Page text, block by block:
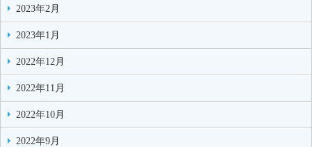
2023年2月
2023年1月
2022年12月
2022年11月
2022年10月
2022年9月